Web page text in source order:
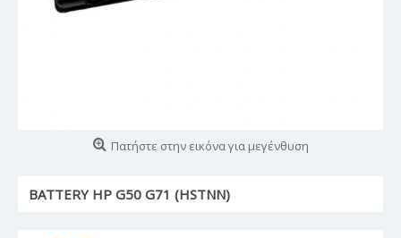
Πατήστε στην εικόνα για μεγένθυση
BATTERY HP G50 G71 (HSTNN)